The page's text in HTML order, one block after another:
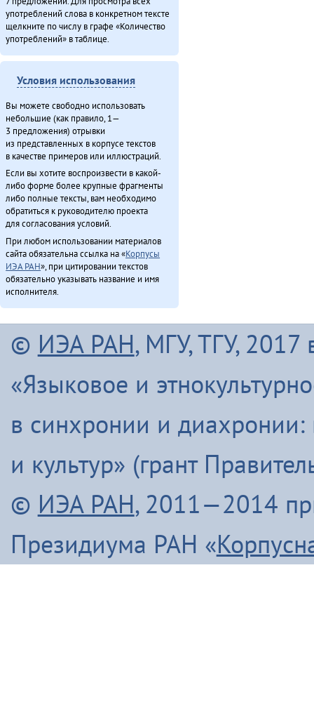
употреблений слова в конкретном тексте
щелкните по числу в графе «Количество
употреблений» в таблице.
Условия использования
Вы можете свободно использовать
небольшие (как правило, 1—
3 предложения) отрывки
из представленных в корпусе текстов
в качестве примеров или иллюстраций.
Если вы хотите воспроизвести в какой-
либо форме более крупные фрагменты
либо полные тексты, вам необходимо
обратиться к руководителю проекта
для согласования условий.
При любом использовании материалов
сайта обязательна ссылка на «Корпусы
ИЭА РАН», при цитировании текстов
обязательно указывать название и имя
исполнителя.
© ИЭА РАН, МГУ, ТГУ, 2017
«Языковое и
в синхронии и диахронии:
и культур» (грант
© ИЭА РАН, 2011—2014
Президиума РАН «